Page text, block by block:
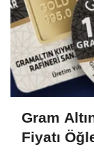
Gram
Fiyatı